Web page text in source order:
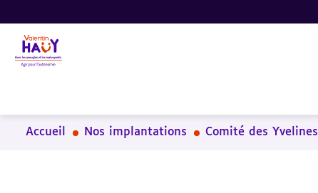
Aller
au
contenu
principal
Aller
au
pied
de
Aller
à
la
recherche
Accueil Nos implantations Comité des Yvelines